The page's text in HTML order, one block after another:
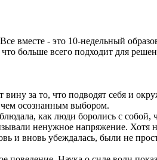
вместе - это 10-недельный
больше всего подходит для
за то, что подводят себя и
чем осознанным выбором.
как люди боролись с собой,
ненужное напряжение. Хотя
и вновь убеждалась, были не